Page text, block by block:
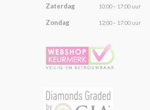
Zaterdag 10:00 – 17:00 uur
Zondag 12:00 – 17:00 uur